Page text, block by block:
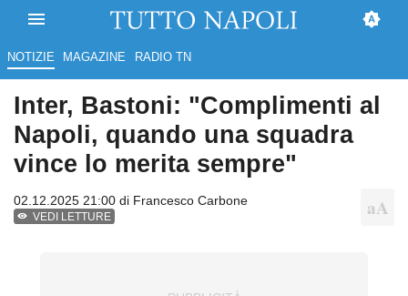
NOTIZIE MAGAZINE RADIO TN
Inter, Bastoni: "Complimenti al
Napoli, quando una squadra
vince lo merita sempre"
02.12.2025 21:00 di Francesco Carbone
VEDI LETTURE